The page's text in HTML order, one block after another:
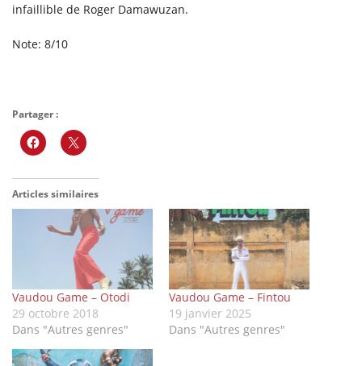
infaillible de Roger Damawuzan.
Note: 8/10
Partager :
Articles similaires
Vaudou Game – Otodi
29 octobre 2018
Dans "Autres genres"
Vaudou Game – Fintou
19 janvier 2025
Dans "Autres genres"